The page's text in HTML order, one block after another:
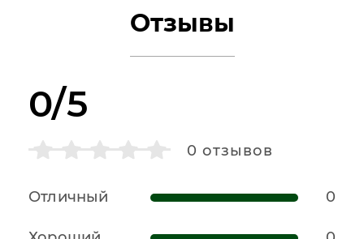
Отзывы
0/5
0 отзывов
Отличный 0